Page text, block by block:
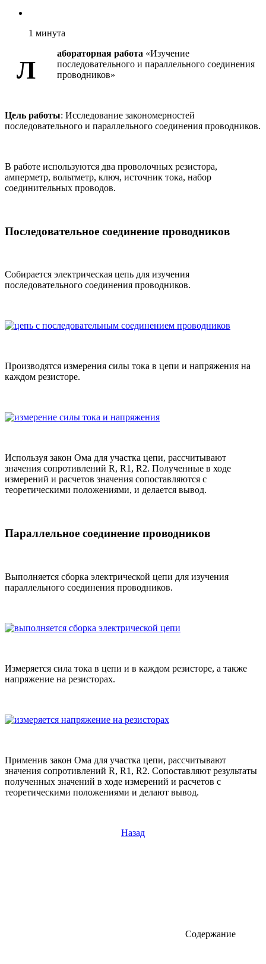
1 минута
Л
абораторная работа «Изучение
последовательного и параллельного соединения
проводников»
Цель работы: Исследование закономерностей
последовательного и параллельного соединения проводников.
В работе используются два проволочных резистора,
амперметр, вольтметр, ключ, источник тока, набор
соединительных проводов.
Последовательное соединение проводников
Собирается электрическая цепь для изучения
последовательного соединения проводников.
Производятся измерения силы тока в цепи и напряжения на
каждом резисторе.
Используя закон Ома для участка цепи, рассчитывают
значения сопротивлений R, R1, R2. Полученные в ходе
измерений и расчетов значения сопоставляются с
теоретическими положениями, и делается вывод.
Параллельное соединение проводников
Выполняется сборка электрической цепи для изучения
параллельного соединения проводников.
Измеряется сила тока в цепи и в каждом резисторе, а также
напряжение на резисторах.
Применив закон Ома для участка цепи, рассчитывают
значения сопротивлений R, R1, R2. Сопоставляют результаты
полученных значений в ходе измерений и расчетов с
теоретическими положениями и делают вывод.
Назад
Содержание